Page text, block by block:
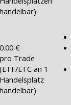
handelbar)
0.00 €
pro Trade
(ETF/ETC an 1
Handelsplatz
handelbar)